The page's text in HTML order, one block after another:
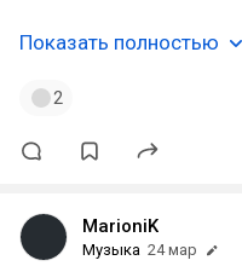
Показать полностью
2
MarioniK
Музыка 24 мар